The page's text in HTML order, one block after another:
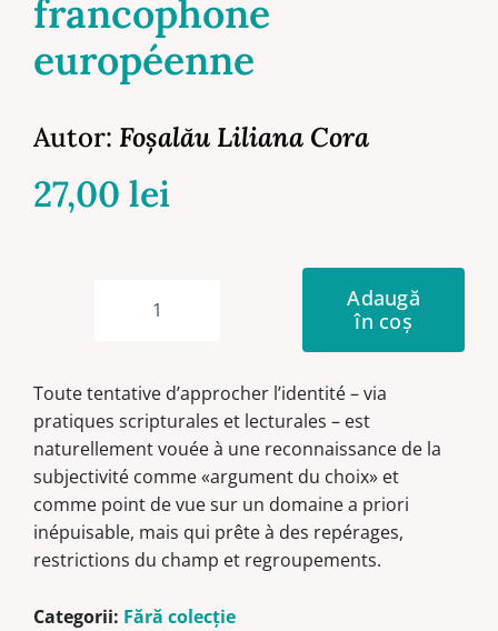
francophone
européenne
Autor: Foşalău Liliana Cora
27,00 lei
Cantitate
l’identité
dans
la
littérature
francophone
européenne
Adaugă
în coș
Toute tentative d’approcher l’identité – via
pratiques scripturales et lecturales – est
naturellement vouée à une reconnaissance de la
subjectivité comme «argument du choix» et
comme point de vue sur un domaine a priori
inépuisable, mais qui prête à des repérages,
restrictions du champ et regroupements.
Categorii: Fără colecție